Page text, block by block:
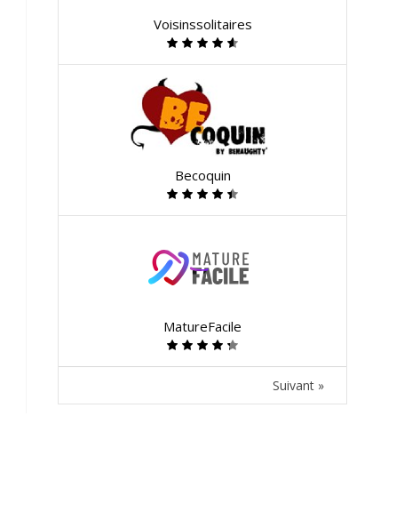
Voisinssolitaires
Becoquin
MatureFacile
Suivant »